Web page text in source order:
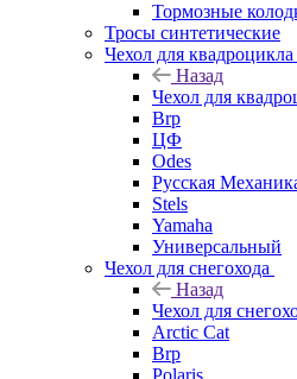
Тормозные
Тросы синтетические
Чехол для квадроцикла
Назад
Чехол для
Brp
ЦФ
Odes
Русская
Stels
Yamaha
Универсальный
Чехол для снегохода
Назад
Чехол для
Arctic Cat
Brp
Polaris